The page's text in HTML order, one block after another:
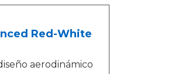
Red-White
aerodinámico